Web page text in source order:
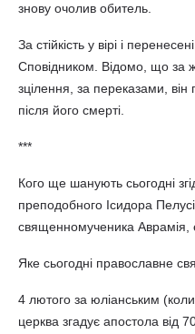
знову очолив обитель.
За стійкість у вірі і
Сповідником. Відомо, що за
зцілення, за переказами,
після його смерті.
***
Кого ще шанують сьогодні
преподобного Ісидора
священномученика Аврамія,
Яке сьогодні православне
4 лютого за юліанським
церква згадує апостола від